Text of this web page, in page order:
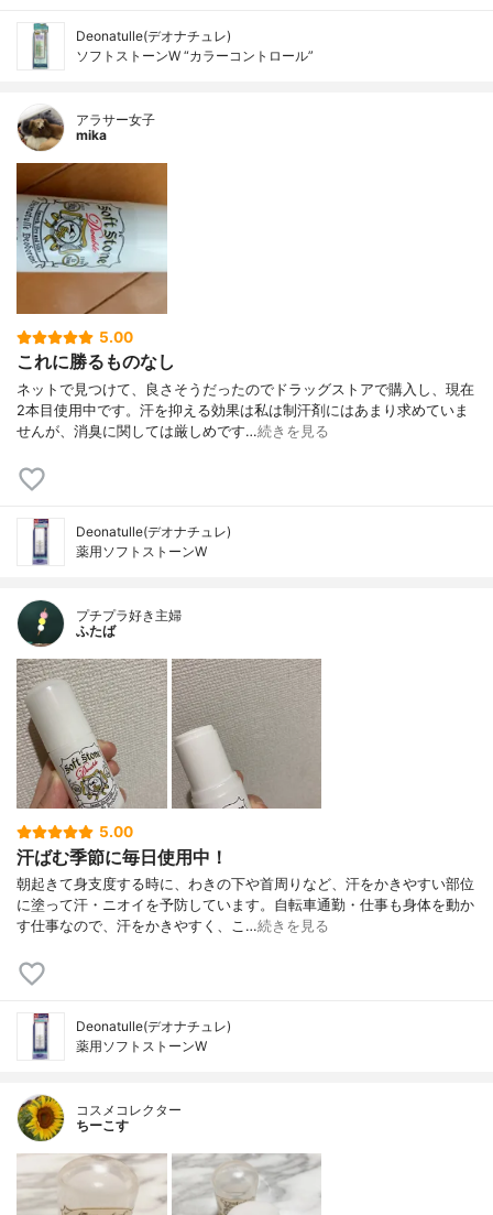
Deonatulle(デオナチュレ)
ソフトストーンW “カラーコントロール”
アラサー女子
mika
5.00
これに勝るものなし
ネットで見つけて、良さそうだったのでドラッグストアで購入し、現在
2本目使用中です。汗を抑える効果は私は制汗剤にはあまり求めていま
せんが、消臭に関しては厳しめです…続きを見る
Deonatulle(デオナチュレ)
薬用ソフトストーンW
プチプラ好き主婦
ふたば
5.00
汗ばむ季節に毎日使用中！
朝起きて身支度する時に、わきの下や首周りなど、汗をかきやすい部位
に塗って汗・ニオイを予防しています。自転車通勤・仕事も身体を動か
す仕事なので、汗をかきやすく、こ…続きを見る
Deonatulle(デオナチュレ)
薬用ソフトストーンW
コスメコレクター
ちーこす